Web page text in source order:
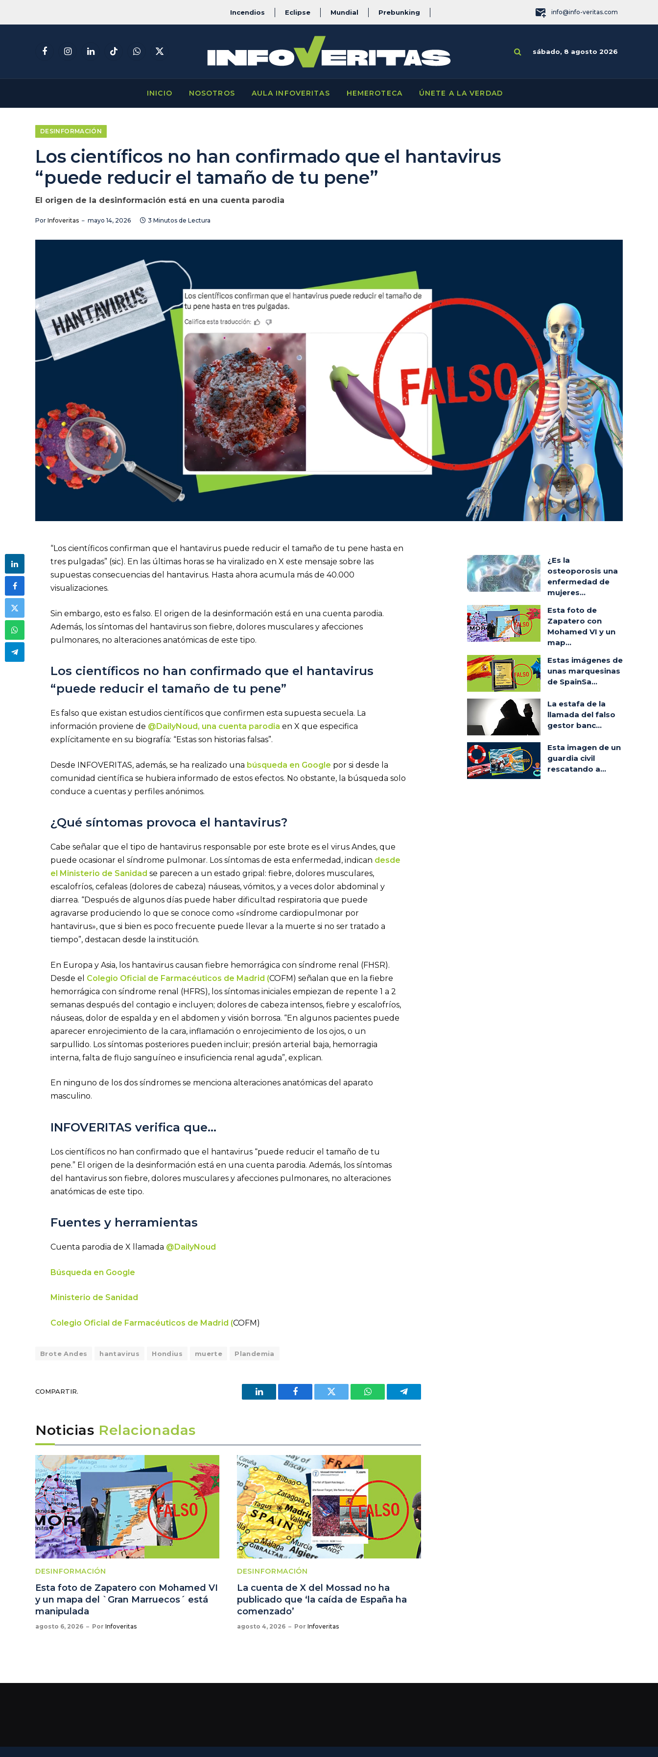
Incendios Eclipse Mundial Prebunking info@info-veritas.com
FacebookInstagramLinkedInTikTokWhatsApp
X
sábado, 8 agosto 2026
INICIO NOSOTROS AULA INFOVERITAS HEMEROTECA ÚNETE A LA VERDAD
DESINFORMACIÓN
Los científicos no han confirmado que el hantavirus
“puede reducir el tamaño de tu pene”
El origen de la desinformación está en una cuenta parodia
Por Infoveritas mayo 14, 2026 3 Minutos de Lectura
“Los científicos confirman que el hantavirus puede reducir el tamaño de tu pene hasta en
tres pulgadas” (sic). En las últimas horas se ha viralizado en X este mensaje sobre las
supuestas consecuencias del hantavirus. Hasta ahora acumula más de 40.000
visualizaciones.
Sin embargo, esto es falso. El origen de la desinformación está en una cuenta parodia.
Además, los síntomas del hantavirus son fiebre, dolores musculares y afecciones
pulmonares, no alteraciones anatómicas de este tipo.
Los científicos no han confirmado que el hantavirus
“puede reducir el tamaño de tu pene”
Es falso que existan estudios científicos que confirmen esta supuesta secuela. La
información proviene de @DailyNoud, una cuenta parodia en X que especifica
explícitamente en su biografía: “Estas son historias falsas”.
Desde INFOVERITAS, además, se ha realizado una búsqueda en Google por si desde la
comunidad científica se hubiera informado de estos efectos. No obstante, la búsqueda solo
conduce a cuentas y perfiles anónimos.
¿Qué síntomas provoca el hantavirus?
Cabe señalar que el tipo de hantavirus responsable por este brote es el virus Andes, que
puede ocasionar el síndrome pulmonar. Los síntomas de esta enfermedad, indican desde
el Ministerio de Sanidad se parecen a un estado gripal: fiebre, dolores musculares,
escalofríos, cefaleas (dolores de cabeza) náuseas, vómitos, y a veces dolor abdominal y
diarrea. “Después de algunos días puede haber dificultad respiratoria que puede
agravarse produciendo lo que se conoce como «síndrome cardiopulmonar por
hantavirus», que si bien es poco frecuente puede llevar a la muerte si no ser tratado a
tiempo”, destacan desde la institución.
En Europa y Asia, los hantavirus causan fiebre hemorrágica con síndrome renal (FHSR).
Desde el Colegio Oficial de Farmacéuticos de Madrid (COFM) señalan que en la fiebre
hemorrágica con síndrome renal (HFRS), los síntomas iniciales empiezan de repente 1 a 2
semanas después del contagio e incluyen; dolores de cabeza intensos, fiebre y escalofríos,
náuseas, dolor de espalda y en el abdomen y visión borrosa. “En algunos pacientes puede
aparecer enrojecimiento de la cara, inflamación o enrojecimiento de los ojos, o un
sarpullido. Los síntomas posteriores pueden incluir; presión arterial baja, hemorragia
interna, falta de flujo sanguíneo e insuficiencia renal aguda”, explican.
En ninguno de los dos síndromes se menciona alteraciones anatómicas del aparato
masculino.
INFOVERITAS verifica que…
Los científicos no han confirmado que el hantavirus “puede reducir el tamaño de tu
pene.” El origen de la desinformación está en una cuenta parodia. Además, los síntomas
del hantavirus son fiebre, dolores musculares y afecciones pulmonares, no alteraciones
anatómicas de este tipo.
Fuentes y herramientas
Cuenta parodia de X llamada @DailyNoud
Búsqueda en Google
Ministerio de Sanidad
Colegio Oficial de Farmacéuticos de Madrid (COFM)
Brote Andes hantavirus Hondius muerte Plandemia
COMPARTIR.
LinkedIn Facebook Twitter WhatsAppTelegrama
Noticias Relacionadas
DESINFORMACIÓN
Esta foto de Zapatero con Mohamed VI
y un mapa del `Gran Marruecos´ está
manipulada
agosto 6, 2026 Por Infoveritas
DESINFORMACIÓN
La cuenta de X del Mossad no ha
publicado que ‘la caída de España ha
comenzado’
agosto 4, 2026 Por Infoveritas
¿Es la
osteoporosis una
enfermedad de
mujeres...
Esta foto de
Zapatero con
Mohamed VI y un
map...
Estas imágenes de
unas marquesinas
de SpainSa...
La estafa de la
llamada del falso
gestor banc...
Esta imagen de un
guardia civil
rescatando a...